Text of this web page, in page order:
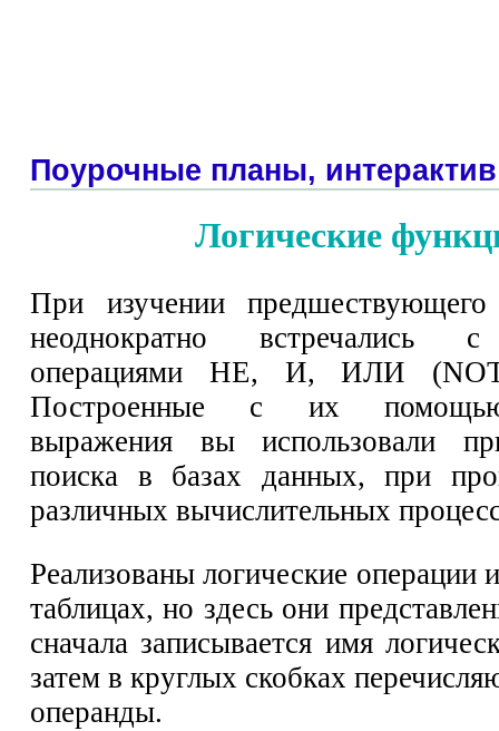
Поурочные планы, интерактив
Логические
При изучении
неоднократно встречались с
операциями НЕ, И, ИЛИ
Построенные с их помощью
выражения вы использовали
поиска в базах данных, при
различных вычислительных
Реализованы логические операции
таблицах, но здесь они
сначала записывается имя
затем в круглых скобках
операнды.